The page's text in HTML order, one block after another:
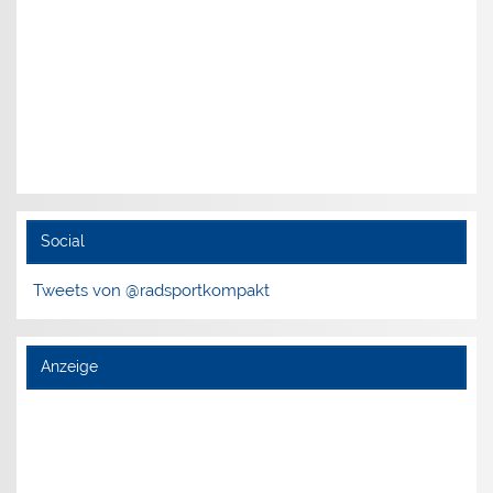
Social
Tweets von @radsportkompakt
Anzeige